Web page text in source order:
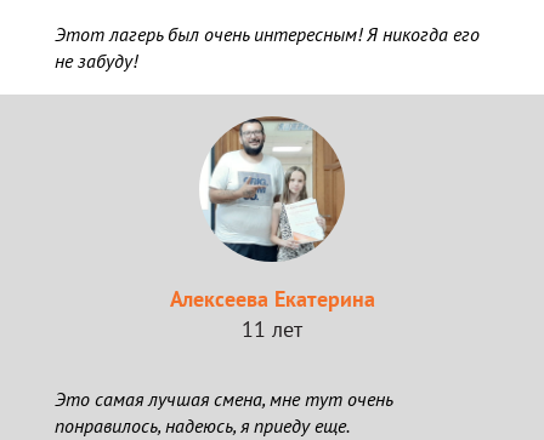
Этот лагерь был очень интересным! Я никогда его
не забуду!
Алексеева Екатерина
11 лет
Это самая лучшая смена, мне тут очень
понравилось, надеюсь, я приеду еще.